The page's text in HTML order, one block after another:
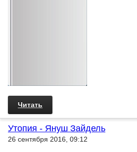
Читать
Утопия - Януш Зайдель
26 сентября 2016, 09:12